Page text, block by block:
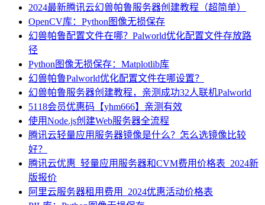
2024最新腾讯云幻兽帕鲁服务器创建教程（超简单）
OpenCV库：Python图像无损保存
幻兽帕鲁配置文件在哪？Palworld优化配置文件存放路
径
Python图像无损保存：Matplotlib库
幻兽帕鲁Palworld优化配置文件在哪设置？
幻兽帕鲁服务器创建教程，亲测成功32人联机Palworld
5118会员优惠码【yhm666】亲测有效
使用Node.js创建Web服务器全流程
腾讯云轻量应用服务器镜像是什么？怎么选镜像比较
好？
腾讯云优惠_轻量应用服务器和CVM费用价格表_2024新
版报价
阿里云服务器租用费用_2024优惠活动价格表